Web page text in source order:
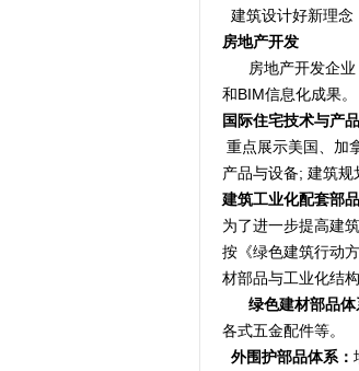
建筑设计好新理念
房地产开发
房地产开发企业
和BIM信息化成果。
国际住宅技术与产品
重点展示美国、加
产品与设备; 建筑规
建筑工业化配套部
为了进一步提高建
按《绿色建筑行动
材部品与工业化结
绿色建材部品体
各式五金配件等。
外围护部品体系：